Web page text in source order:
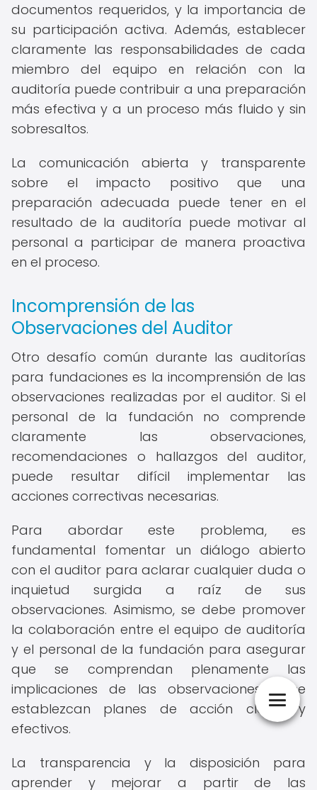
documentos requeridos, y la importancia de
su participación activa. Además, establecer
claramente las responsabilidades de cada
miembro del equipo en relación con la
auditoría puede contribuir a una preparación
más efectiva y a un proceso más fluido y sin
sobresaltos.
La comunicación abierta y transparente
sobre el impacto positivo que una
preparación adecuada puede tener en el
resultado de la auditoría puede motivar al
personal a participar de manera proactiva
en el proceso.
Incomprensión de las
Observaciones del Auditor
Otro desafío común durante las auditorías
para fundaciones es la incomprensión de las
observaciones realizadas por el auditor. Si el
personal de la fundación no comprende
claramente las observaciones,
recomendaciones o hallazgos del auditor,
puede resultar difícil implementar las
acciones correctivas necesarias.
Para abordar este problema, es
fundamental fomentar un diálogo abierto
con el auditor para aclarar cualquier duda o
inquietud surgida a raíz de sus
observaciones. Asimismo, se debe promover
la colaboración entre el equipo de auditoría
y el personal de la fundación para asegurar
que se comprendan plenamente las
implicaciones de las observaciones y se
establezcan planes de acción claros y
efectivos.
La transparencia y la disposición para
aprender y mejorar a partir de las